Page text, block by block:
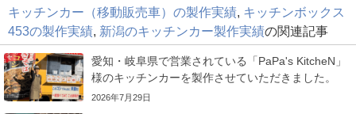
キッチンカー（移動販売車）の製作実績 キッチンボックス
453の製作実績 新潟のキッチンカー製作実績の関連記事
愛知・岐阜県で営業されている「PaPa's KitcheN」
様のキッチンカーを製作させていただきました。
2026年7月29日